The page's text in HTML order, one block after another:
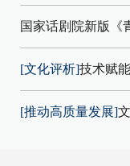
国家话剧院新版《
[文化评析]技术赋
[推动高质量发展]